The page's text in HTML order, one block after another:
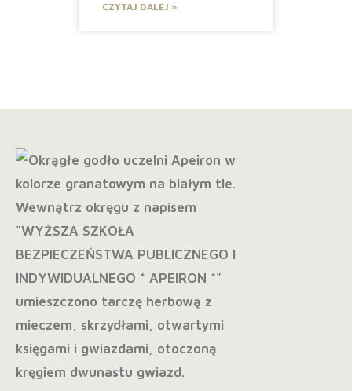
CZYTAJ DALEJ »